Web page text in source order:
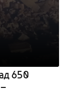
650